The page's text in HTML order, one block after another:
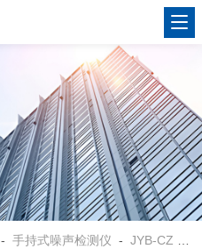
-手持式噪声检测仪 -JYB-CZ